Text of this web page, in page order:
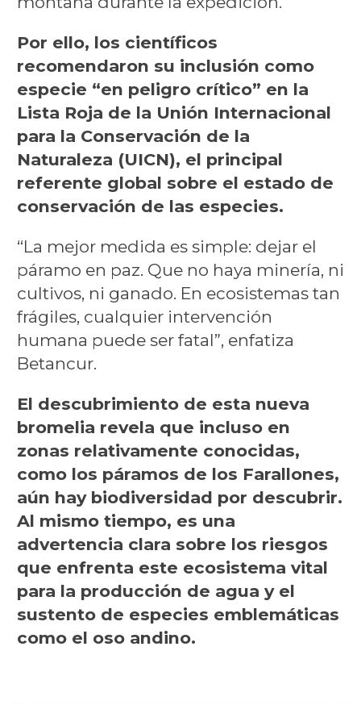
Por ello, los científicos
recomendaron su inclusión como
especie “en peligro crítico” en la
Lista Roja de la Unión Internacional
para la Conservación de la
Naturaleza (UICN), el principal
referente global sobre el estado de
conservación de las especies.
“La mejor medida es simple: dejar el
páramo en paz. Que no haya minería, ni
cultivos, ni ganado. En ecosistemas tan
frágiles, cualquier intervención
humana puede ser fatal”, enfatiza
Betancur.
El descubrimiento de esta nueva
bromelia revela que incluso en
zonas relativamente conocidas,
como los páramos de los Farallones,
aún hay biodiversidad por descubrir.
Al mismo tiempo, es una
advertencia clara sobre los riesgos
que enfrenta este ecosistema vital
para la producción de agua y el
sustento de especies emblemáticas
como el oso andino.